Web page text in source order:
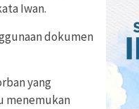
Iwan.
dokumen
yang
menemukan